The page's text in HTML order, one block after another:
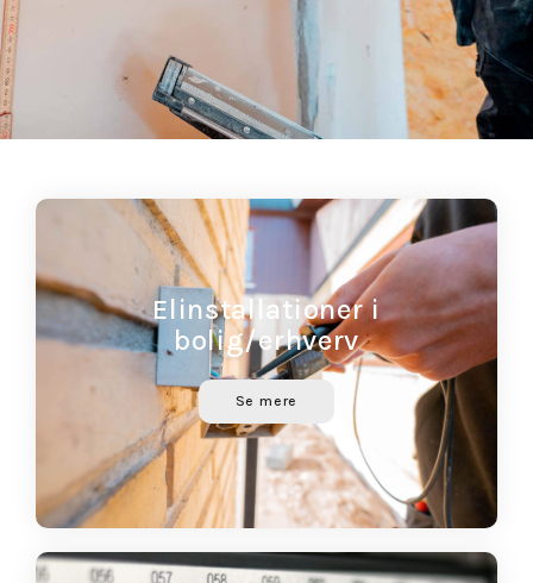
Elinstallationer i
bolig/erhverv
Se mere